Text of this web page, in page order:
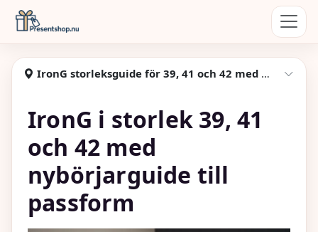
Hoppa till huvudinnehåll
Presentshop
IronG storleksguide för 39, 41 och 42 med tydlig passform
IronG i storlek 39, 41
och 42 med
nybörjarguide till
passform